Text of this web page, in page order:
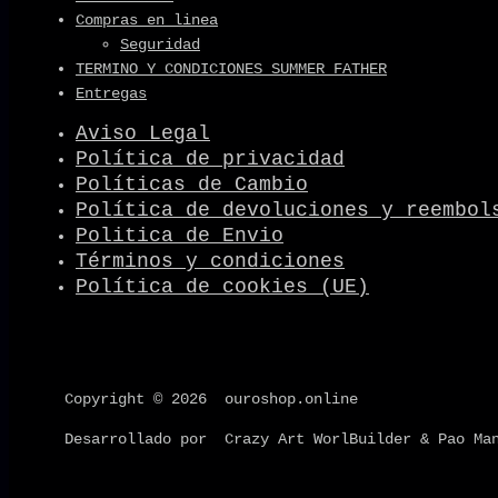
Compras en linea
Seguridad
TERMINO Y CONDICIONES SUMMER FATHER
Entregas
Aviso Legal
Política de privacidad
Políticas de Cambio
Política de devoluciones y
Politica de Envio
Términos y condiciones
Política de cookies (UE)
Copyright © 2026 ouroshop.online
Desarrollado por Crazy Art WorlBuilder & Pao